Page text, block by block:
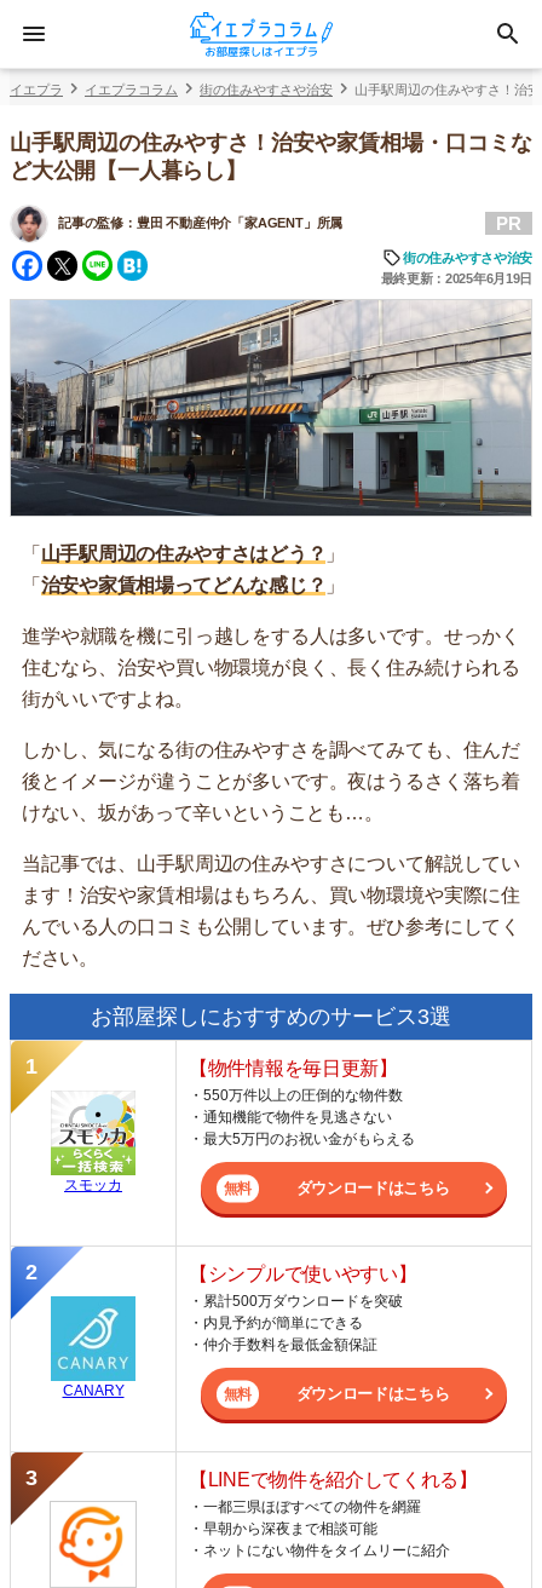
イエプラ イエプラコラム 街の住みやすさや治安 山手駅周辺の住みやすさ！治
山手駅周辺の住みやすさ！治安や家賃相場・口コミな
ど大公開【一人暮らし】
記事の監修： 豊田 不動産仲介「家AGENT」所属
Facebook
Twitter
Line
PR
街の住みやすさや治安
最終更新：2025年6月19日
「 山手駅周辺の住みやすさはどう？ 」
「 治安や家賃相場ってどんな感じ？ 」
進学や就職を機に引っ越しをする人は多いです。せっかく
住むなら、治安や買い物環境が良く、長く住み続けられる
街がいいですよね。
しかし、気になる街の住みやすさを調べてみても、住んだ
後とイメージが違うことが多いです。夜はうるさく落ち着
けない、坂があって辛いということも…。
当記事では、山手駅周辺の住みやすさについて解説してい
ます！治安や家賃相場はもちろん、買い物環境や実際に住
んでいる人の口コミも公開しています。ぜひ参考にしてく
ださい。
お部屋探しにおすすめのサービス3選
スモッカ
【物件情報を毎日更新】
・550万件以上の圧倒的な物件数
・通知機能で物件を見逃さない
・最大5万円のお祝い金がもらえる
ダウンロードはこちら
CANARY
【シンプルで使いやすい】
・累計500万ダウンロードを突破
・内見予約が簡単にできる
・仲介手数料を最低金額保証
ダウンロードはこちら
【LINEで物件を紹介してくれる】
・一都三県ほぼすべての物件を網羅
・早朝から深夜まで相談可能
・ネットにない物件をタイムリーに紹介